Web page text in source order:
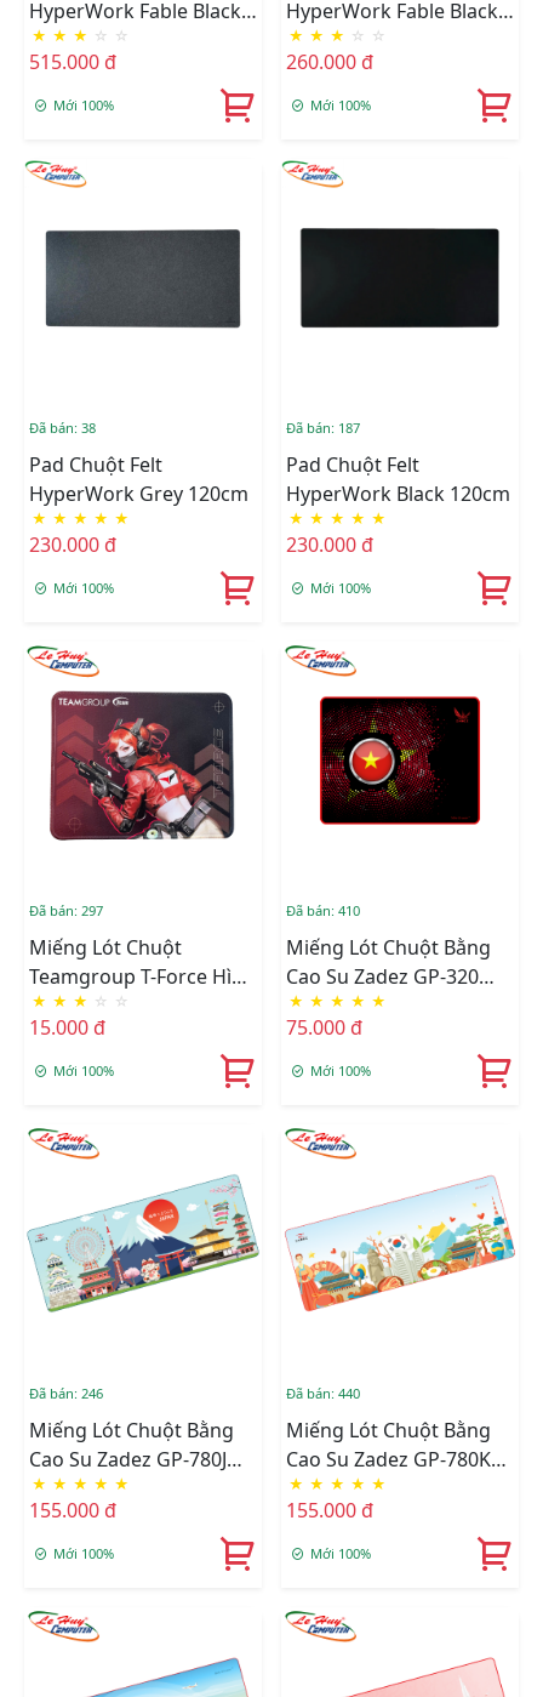
HyperWork Fable Black
90x40cm
★ ★ ★ ☆ ☆
515.000 đ
Mới 100%
HyperWork Fable Black
45x40cm
★ ★ ★ ☆ ☆
260.000 đ
Mới 100%
Đã bán: 38
Pad Chuột Felt
HyperWork Grey 120cm
★ ★ ★ ★ ★
230.000 đ
Mới 100%
Đã bán: 187
Pad Chuột Felt
HyperWork Black 120cm
★ ★ ★ ★ ★
230.000 đ
Mới 100%
Đã bán: 297
Miếng Lót Chuột
Teamgroup T-Force Hình
Game _MOUSE PAD
TEAMGROUP (26X21X0.3
CM)
★ ★ ★ ☆ ☆
15.000 đ
Mới 100%
Đã bán: 410
Miếng Lót Chuột Bằng
Cao Su Zadez GP-320
(Đen)
★ ★ ★ ★ ★
75.000 đ
Mới 100%
Đã bán: 246
Miếng Lót Chuột Bằng
Cao Su Zadez GP-780J
(Xanh)
★ ★ ★ ★ ★
155.000 đ
Mới 100%
Đã bán: 440
Miếng Lót Chuột Bằng
Cao Su Zadez GP-780K
(Xanh)
★ ★ ★ ★ ★
155.000 đ
Mới 100%